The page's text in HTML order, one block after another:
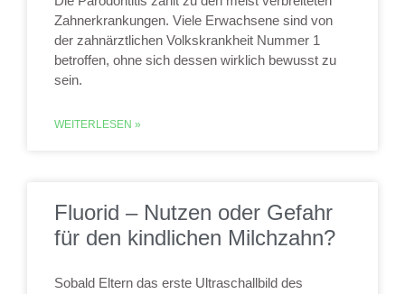
Zahnerkrankungen. Viele Erwachsene sind von
der zahnärztlichen Volkskrankheit Nummer 1
betroffen, ohne sich dessen wirklich bewusst zu
sein.
WEITERLESEN »
Fluorid – Nutzen oder Gefahr
für den kindlichen Milchzahn?
Sobald Eltern das erste Ultraschallbild des